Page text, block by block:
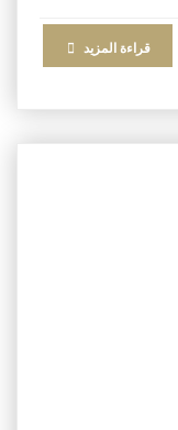
قراءة المزيد